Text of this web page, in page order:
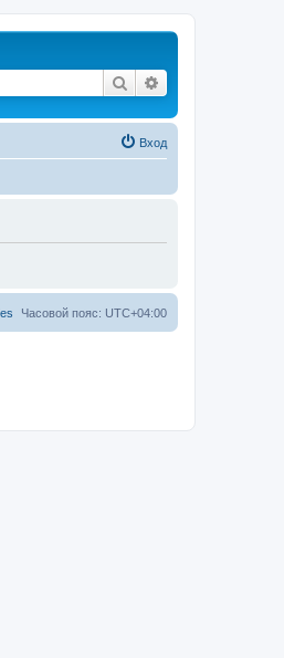
Поиск
Вход
Часовой пояс: UTC+04:00